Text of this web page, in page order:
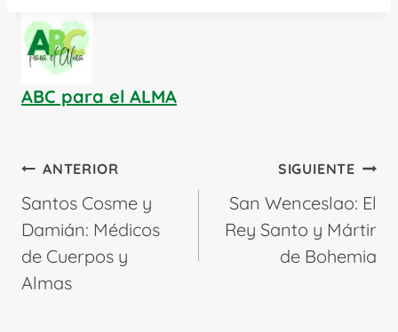
ABC para el ALMA
Navegación
de
entradas
ANTERIOR
Santos Cosme y
Damián: Médicos
de Cuerpos y
Almas
SIGUIENTE
San Wenceslao: El
Rey Santo y Mártir
de Bohemia